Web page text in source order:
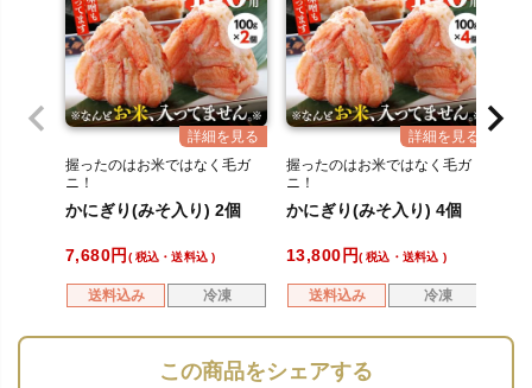
握ったのはお米ではなく毛ガ
ニ！
カニ味噌まで包み込んだ特別な
おにぎり
かにぎり(みそ入り) 2個
送料込み 冷凍
7,680 税込・送料込
握ったのはお米ではなく毛ガ
ニ！
カニ味噌まで包み込んだ特別な
おにぎり
かにぎり(みそ入り) 4個
送料込み 冷凍
13,800 税込・送料込
この商品をシェアする